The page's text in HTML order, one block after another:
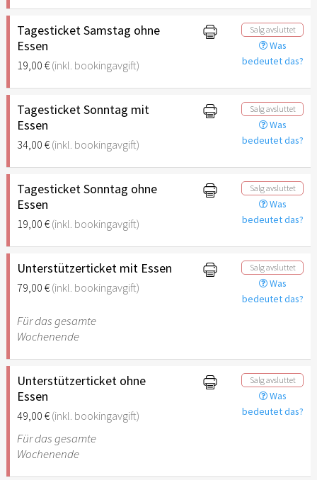
Tagesticket Samstag ohne
Essen
19,00 €(inkl. bookingavgift)
Salg avsluttet
Was
bedeutet das?
Tagesticket Sonntag mit
Essen
34,00 €(inkl. bookingavgift)
Salg avsluttet
Was
bedeutet das?
Tagesticket Sonntag ohne
Essen
19,00 €(inkl. bookingavgift)
Salg avsluttet
Was
bedeutet das?
Unterstützerticket mit Essen
79,00 €(inkl. bookingavgift)
Salg avsluttet
Was
bedeutet das?
Für das gesamte
Wochenende
Unterstützerticket ohne
Essen
49,00 €(inkl. bookingavgift)
Salg avsluttet
Was
bedeutet das?
Für das gesamte
Wochenende